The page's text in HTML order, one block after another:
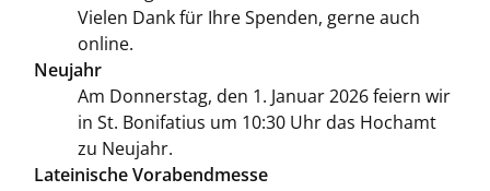
Vielen Dank für Ihre Spenden, gerne auch
online.
Neujahr
Am Donnerstag, den 1. Januar 2026 feiern wir
in St. Bonifatius um 10:30 Uhr das Hochamt
zu Neujahr.
Lateinische Vorabendmesse